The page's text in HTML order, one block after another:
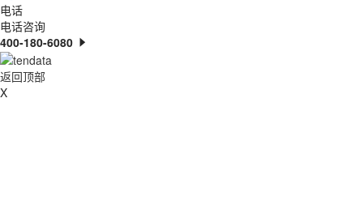
电话
电话咨询
400-180-6080
返回顶部
X